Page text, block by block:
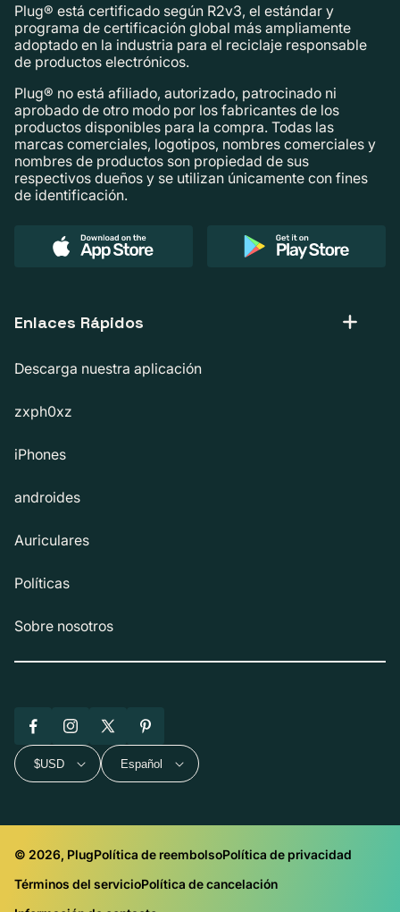
Plug® está certificado según R2v3, el estándar y
programa de certificación global más ampliamente
adoptado en la industria para el reciclaje responsable
de productos electrónicos.
Plug® no está afiliado, autorizado, patrocinado ni
aprobado de otro modo por los fabricantes de los
productos disponibles para la compra. Todas las
marcas comerciales, logotipos, nombres comerciales y
nombres de productos son propiedad de sus
respectivos dueños y se utilizan únicamente con fines
de identificación.
Enlaces Rápidos
Descarga nuestra aplicación
zxph0xz
iPhones
androides
Auriculares
Políticas
Sobre nosotros
FacebookInstagram
X
(Twitter)
Pinterest
$USD Español
© 2026, PlugPolítica de reembolsoPolítica de privacidad
Términos del servicioPolítica de cancelación